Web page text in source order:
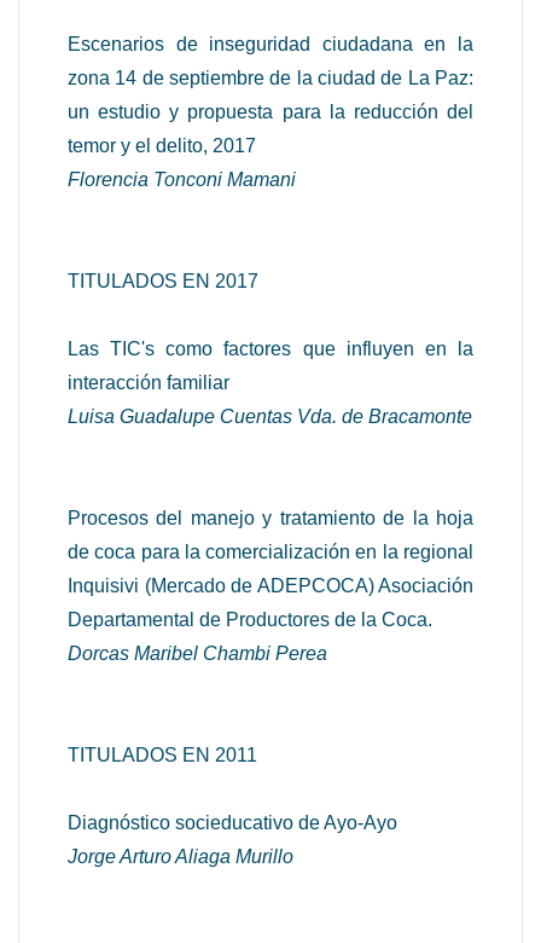
Escenarios de inseguridad ciudadana en la
zona 14 de septiembre de la ciudad de La Paz:
un estudio y propuesta para la reducción del
temor y el delito, 2017
Florencia Tonconi Mamani
TITULADOS EN 2017
Las TIC's como factores que influyen en la
interacción familiar
Luisa Guadalupe Cuentas Vda. de Bracamonte
Procesos del manejo y tratamiento de la hoja
de coca para la comercialización en la regional
Inquisivi (Mercado de ADEPCOCA) Asociación
Departamental de Productores de la Coca.
Dorcas Maribel Chambi Perea
TITULADOS EN 2011
Diagnóstico socieducativo de Ayo-Ayo
Jorge Arturo Aliaga Murillo